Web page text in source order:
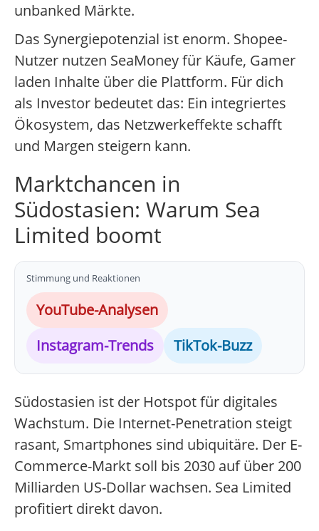
unbanked Märkte.
Das Synergiepotenzial ist enorm. Shopee-
Nutzer nutzen SeaMoney für Käufe, Gamer
laden Inhalte über die Plattform. Für dich
als Investor bedeutet das: Ein integriertes
Ökosystem, das Netzwerkeffekte schafft
und Margen steigern kann.
Marktchancen in
Südostasien: Warum Sea
Limited boomt
Stimmung und Reaktionen
YouTube-Analysen
Instagram-Trends
TikTok-Buzz
Südostasien ist der Hotspot für digitales
Wachstum. Die Internet-Penetration steigt
rasant, Smartphones sind ubiquitäre. Der E-
Commerce-Markt soll bis 2030 auf über 200
Milliarden US-Dollar wachsen. Sea Limited
profitiert direkt davon.